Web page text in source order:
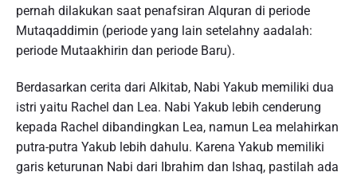
pernah dilakukan saat penafsiran Alquran di periode
Mutaqaddimin (periode yang lain setelahny aadalah:
periode Mutaakhirin dan periode Baru).
Berdasarkan cerita dari Alkitab, Nabi Yakub memiliki dua
istri yaitu Rachel dan Lea. Nabi Yakub lebih cenderung
kepada Rachel dibandingkan Lea, namun Lea melahirkan
putra-putra Yakub lebih dahulu. Karena Yakub memiliki
garis keturunan Nabi dari Ibrahim dan Ishaq, pastilah ada